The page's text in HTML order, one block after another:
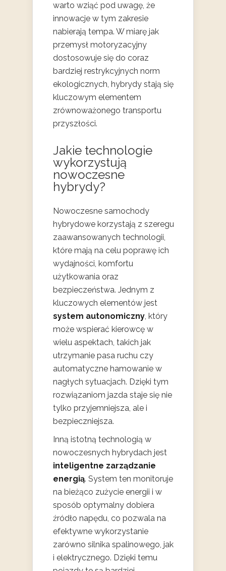
warto wziąć pod uwagę, że
innowacje w tym zakresie
nabierają tempa. W miarę jak
przemysł motoryzacyjny
dostosowuje się do coraz
bardziej restrykcyjnych norm
ekologicznych, hybrydy stają się
kluczowym elementem
zrównoważonego transportu
przyszłości.
Jakie technologie
wykorzystują
nowoczesne
hybrydy?
Nowoczesne samochody
hybrydowe korzystają z szeregu
zaawansowanych technologii,
które mają na celu poprawę ich
wydajności, komfortu
użytkowania oraz
bezpieczeństwa. Jednym z
kluczowych elementów jest
system autonomiczny, który
może wspierać kierowcę w
wielu aspektach, takich jak
utrzymanie pasa ruchu czy
automatyczne hamowanie w
nagłych sytuacjach. Dzięki tym
rozwiązaniom jazda staje się nie
tylko przyjemniejsza, ale i
bezpieczniejsza.
Inną istotną technologią w
nowoczesnych hybrydach jest
inteligentne zarządzanie
energią. System ten monitoruje
na bieżąco zużycie energii i w
sposób optymalny dobiera
źródło napędu, co pozwala na
efektywne wykorzystanie
zarówno silnika spalinowego, jak
i elektrycznego. Dzięki temu